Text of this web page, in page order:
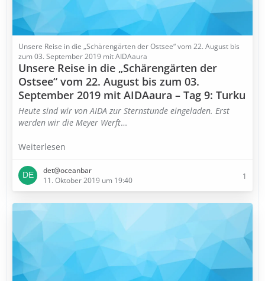
Unsere Reise in die „Schärengärten der Ostsee“ vom 22. August bis
zum 03. September 2019 mit AIDAaura
Unsere Reise in die „Schärengärten der
Ostsee“ vom 22. August bis zum 03.
September 2019 mit AIDAaura – Tag 9: Turku
Heute sind wir von AIDA zur Sternstunde eingeladen. Erst
werden wir die Meyer Werft…
Weiterlesen
det@oceanbar
11. Oktober 2019 um 19:40
1